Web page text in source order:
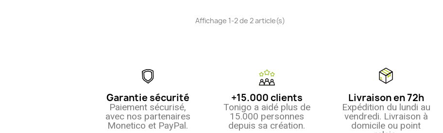
Affichage 1-2 de 2 article(s)
Garantie sécurité
Paiement sécurisé,
avec nos partenaires
Monetico et PayPal.
+15.000 clients
Tonigo a aidé plus de
15.000 personnes
depuis sa création.
Livraison en 72h
Expédition du lundi au
vendredi. Livraison à
domicile ou point